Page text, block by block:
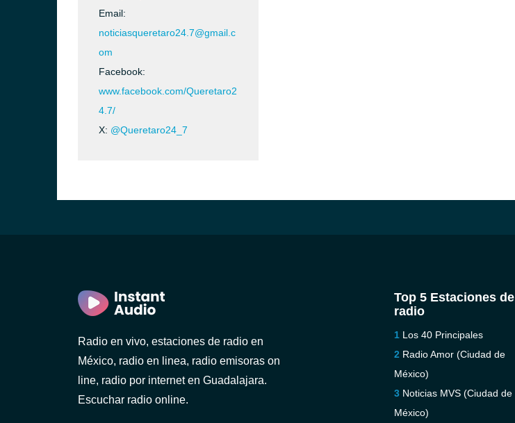
Email:
noticiasqueretaro24.7@gmail.c
om
Facebook:
www.facebook.com/Queretaro2
4.7/
X: @Queretaro24_7
Radio en vivo, estaciones de radio en
México, radio en linea, radio emisoras on
line, radio por internet en Guadalajara.
Escuchar radio online.
Top 5 Estaciones de
radio
Los 40 Principales
Radio Amor (Ciudad de
México)
Noticias MVS (Ciudad de
México)